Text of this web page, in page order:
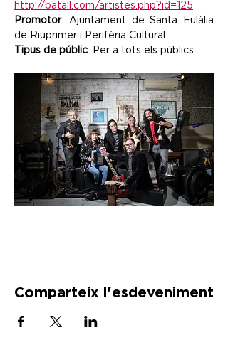
http://batall.com/artistes.php?id=125
Promotor: Ajuntament de Santa Eulàlia
de Riuprimer i Perifèria Cultural
Tipus de públic: Per a tots els públics
Comparteix l'esdeveniment